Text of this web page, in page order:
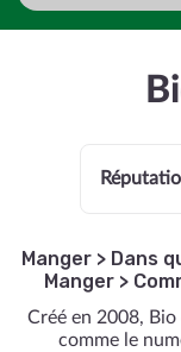
Manger> Dans
Manger>
Créé en 2008, Bio
comme le